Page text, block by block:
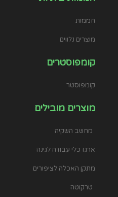
חממות
מוצרים נלווים
קומפוסטרים
קומפוסטר
מוצרים מובילים
מחשב השקיה
ארגז כלי עבודה לגינה
מתקן האכלה לציפורים
טרקוטה